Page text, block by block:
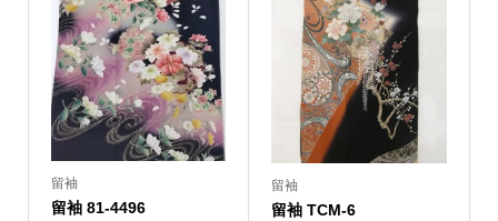
留袖
留袖 81-4496
留袖
留袖 TCM-6